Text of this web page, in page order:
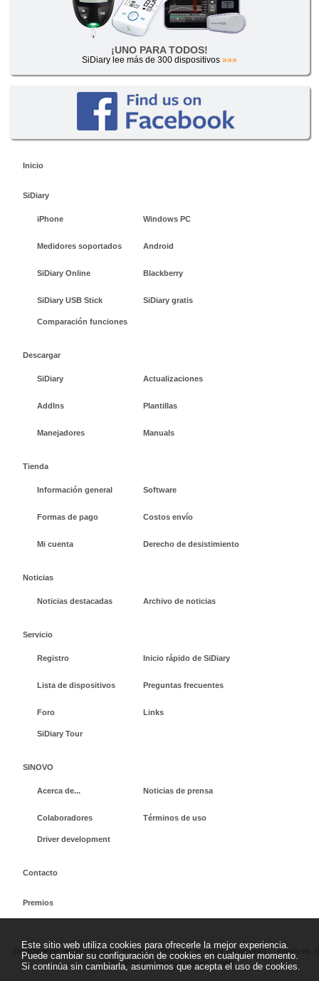
¡UNO PARA TODOS!
SiDiary lee más de 300 dispositivos »»»
Inicio
SiDiary
iPhone Windows PC
Medidores soportados Android
SiDiary Online Blackberry
SiDiary USB Stick SiDiary gratis
Comparación funciones
Descargar
SiDiary Actualizaciones
AddIns Plantillas
Manejadores Manuals
Tienda
Información general Software
Formas de pago Costos envío
Mi cuenta Derecho de desistimiento
Noticias
Noticias destacadas Archivo de noticias
Servicio
Registro Inicio rápido de SiDiary
Lista de dispositivos Preguntas frecuentes
Foro Links
SiDiary Tour
SINOVO
Acerca de... Noticias de prensa
Colaboradores Términos de uso
Driver development
Contacto
Premios
Desistimiento de un contrato Imprimir Terminos de uso y condiciones sidiary.es
2026 - SINOVO health solutions GmbH
Este sitio web utiliza cookies para ofrecerle la mejor experiencia.
Puede cambiar su configuración de cookies en cualquier momento.
Si continúa sin cambiarla, asumimos que acepta el uso de cookies.